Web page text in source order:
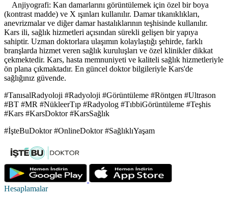
Anjiyografi: Kan damarlarını görüntülemek için özel bir boya
(kontrast madde) ve X ışınları kullanılır. Damar tıkanıklıkları,
anevrizmalar ve diğer damar hastalıklarının teşhisinde kullanılır.
Kars ili, sağlık hizmetleri açısından sürekli gelişen bir yapıya
sahiptir. Uzman doktorlara ulaşımın kolaylaştığı şehirde, farklı
branşlarda hizmet veren sağlık kuruluşları ve özel klinikler dikkat
çekmektedir. Kars, hasta memnuniyeti ve kaliteli sağlık hizmetleriyle
ön plana çıkmaktadır. En güncel doktor bilgileriyle Kars'de
sağlığınız güvende.
#TanısalRadyoloji #Radyoloji #Görüntüleme #Röntgen #Ultrason
#BT #MR #NükleerTıp #Radyolog #TıbbiGörüntüleme #Teşhis
#Kars #KarsDoktor #KarsSağlık
#İşteBuDoktor #OnlineDoktor #SağlıklıYaşam
Hesaplamalar